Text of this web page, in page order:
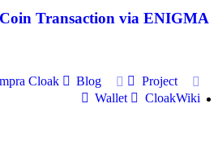
Transaction via ENIGMA
Cloak Blog
Project
Wallet
CloakWiki